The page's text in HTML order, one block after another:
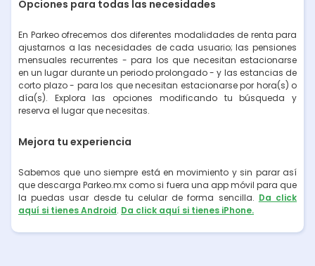
Opciones para todas las necesidades
En Parkeo ofrecemos dos diferentes modalidades de renta para
ajustarnos a las necesidades de cada usuario; las pensiones
mensuales recurrentes - para los que necesitan estacionarse
en un lugar durante un periodo prolongado - y las estancias de
corto plazo - para los que necesitan estacionarse por hora(s) o
día(s). Explora las opciones modificando tu búsqueda y
reserva el lugar que necesitas.
Mejora tu experiencia
Sabemos que uno siempre está en movimiento y sin parar así
que descarga Parkeo.mx como si fuera una app móvil para que
la puedas usar desde tu celular de forma sencilla. Da click
aquí si tienes Android. Da click aquí si tienes iPhone.